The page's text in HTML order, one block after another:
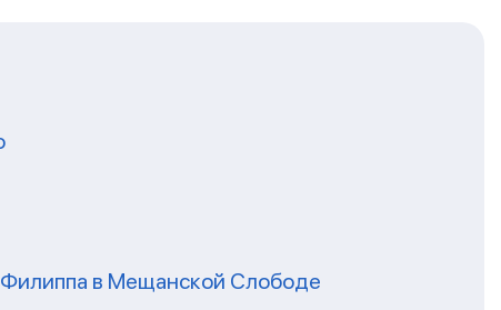
Филиппа в Мещанской Слободе